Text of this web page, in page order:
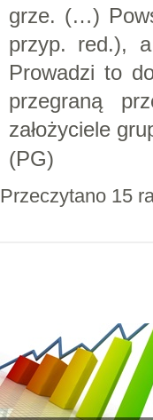
grze. (…)
przyp. red.),
Prowadzi to
przegraną
założyciele
(PG)
Przeczytano 15